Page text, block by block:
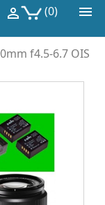

(0)

f4.5-6.7 OIS